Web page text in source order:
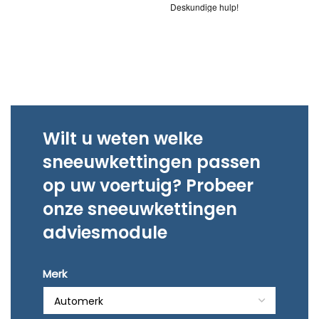
Deskundige hulp!
Wilt u weten welke
sneeuwkettingen passen
op uw voertuig? Probeer
onze sneeuwkettingen
adviesmodule
Merk